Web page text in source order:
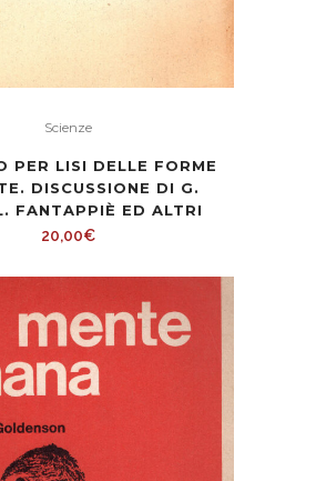
Scienze
PER LISI DELLE FORME
DISCUSSIONE DI G.
FANTAPPIÈ ED ALTRI
20,00€